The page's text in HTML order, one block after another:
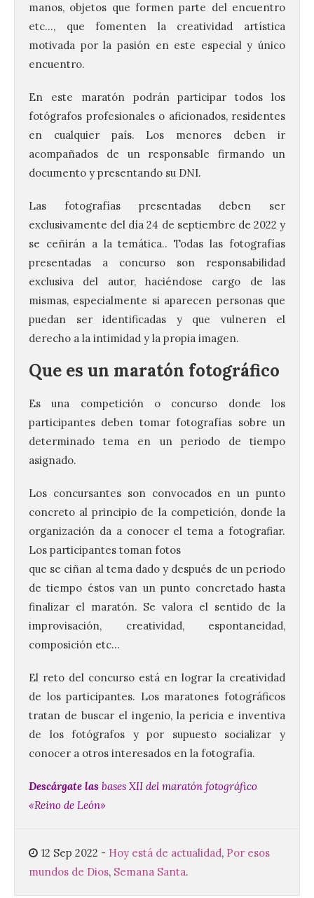
manos, objetos que formen parte del encuentro
etc…, que fomenten la creatividad artística
motivada por la pasión en este especial y único
encuentro.
En este maratón podrán participar todos los
fotógrafos profesionales o aficionados, residentes
en cualquier país. Los menores deben ir
acompañados de un responsable firmando un
documento y presentando su DNI.
Las fotografías presentadas deben ser
exclusivamente del día 24 de septiembre de 2022 y
se ceñirán a la temática.. Todas las fotografías
presentadas a concurso son responsabilidad
exclusiva del autor, haciéndose cargo de las
mismas, especialmente si aparecen personas que
puedan ser identificadas y que vulneren el
derecho a la intimidad y la propia imagen.
Que es un maratón fotográfico
Es una competición o concurso donde los
participantes deben tomar fotografías sobre un
determinado tema en un periodo de tiempo
asignado.
Los concursantes son convocados en un punto
concreto al principio de la competición, donde la
organización da a conocer el tema a fotografiar.
Los participantes toman fotos
que se ciñan al tema dado y después de un periodo
de tiempo éstos van un punto concretado hasta
finalizar el maratón. Se valora el sentido de la
improvisación, creatividad, espontaneidad,
composición etc…
El reto del concurso está en lograr la creatividad
de los participantes. Los maratones fotográficos
tratan de buscar el ingenio, la pericia e inventiva
de los fotógrafos y por supuesto socializar y
conocer a otros interesados en la fotografía.
Descárgate las bases XII del maratón fotográfico
«Reino de León»
12 Sep 2022 - Hoy está de actualidad, Por esos
mundos de Dios, Semana Santa.
El Ayuntamiento de La
Bañeza presenta el
una cita con la música de
los 80 y 90 para el 16 de
agosto en la Plaza Mayor.
6 Ago 2026
domingo 16 de agosto, a
partir de las 23:00 horas,
en la Plaza Mayor de la
oficial del Festival One […]